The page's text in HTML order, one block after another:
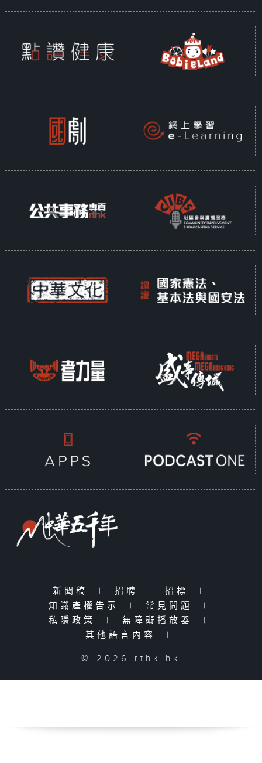
新聞稿 | 招聘 | 招標
|
知識產權告示
| 常見問題
|
私隱政策
| 無障礙播放器
|
其他語言內容
|
© 2026 rthk.hk